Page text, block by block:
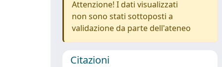
Attenzione! I dati visualizzati
non sono stati sottoposti a
validazione da parte dell'ateneo
Citazioni